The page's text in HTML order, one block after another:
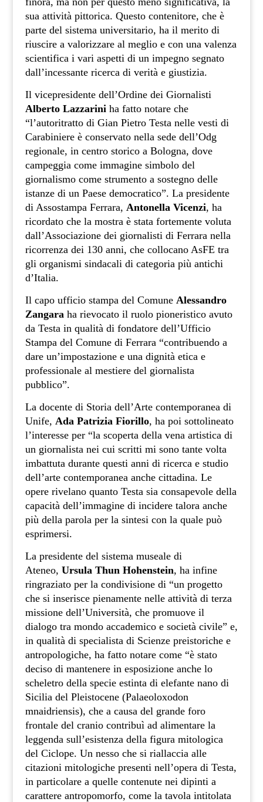
sua attività pittorica. Questo contenitore, che è
parte del sistema universitario, ha il merito di
riuscire a valorizzare al meglio e con una valenza
scientifica i vari aspetti di un impegno segnato
dall’incessante ricerca di verità e giustizia.
Il vicepresidente dell’Ordine dei Giornalisti
Alberto Lazzarini ha fatto notare che
“l’autoritratto di Gian Pietro Testa nelle vesti di
Carabiniere è conservato nella sede dell’Odg
regionale, in centro storico a Bologna, dove
campeggia come immagine simbolo del
giornalismo come strumento a sostegno delle
istanze di un Paese democratico”. La presidente
di Assostampa Ferrara, Antonella Vicenzi, ha
ricordato che la mostra è stata fortemente voluta
dall’Associazione dei giornalisti di Ferrara nella
ricorrenza dei 130 anni, che collocano AsFE tra
gli organismi sindacali di categoria più antichi
d’Italia.
Il capo ufficio stampa del Comune Alessandro
Zangara ha rievocato il ruolo pioneristico avuto
da Testa in qualità di fondatore dell’Ufficio
Stampa del Comune di Ferrara “contribuendo a
dare un’impostazione e una dignità etica e
professionale al mestiere del giornalista
pubblico”.
La docente di Storia dell’Arte contemporanea di
Unife, Ada Patrizia Fiorillo, ha poi sottolineato
l’interesse per “la scoperta della vena artistica di
un giornalista nei cui scritti mi sono tante volta
imbattuta durante questi anni di ricerca e studio
dell’arte contemporanea anche cittadina. Le
opere rivelano quanto Testa sia consapevole della
capacità dell’immagine di incidere talora anche
più della parola per la sintesi con la quale può
esprimersi.
La presidente del sistema museale di
Ateneo, Ursula Thun Hohenstein, ha infine
ringraziato per la condivisione di “un progetto
che si inserisce pienamente nelle attività di terza
missione dell’Università, che promuove il
dialogo tra mondo accademico e società civile” e,
in qualità di specialista di Scienze preistoriche e
antropologiche, ha fatto notare come “è stato
deciso di mantenere in esposizione anche lo
scheletro della specie estinta di elefante nano di
Sicilia del Pleistocene (Palaeoloxodon
mnaidriensis), che a causa del grande foro
frontale del cranio contribuì ad alimentare la
leggenda sull’esistenza della figura mitologica
del Ciclope. Un nesso che si riallaccia alle
citazioni mitologiche presenti nell’opera di Testa,
in particolare a quelle contenute nei dipinti a
carattere antropomorfo, come la tavola intitolata